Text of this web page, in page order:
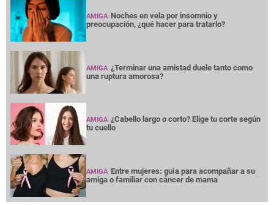
AMIGA Noches en vela por insomnio y
preocupación, ¿qué hacer para tratarlo?
AMIGA ¿Terminar una amistad duele tanto como
una ruptura amorosa?
AMIGA ¿Cabello largo o corto? Elige tu corte según
tu cuello
AMIGA Entre mujeres: guía para acompañar a su
amiga o familiar con cáncer de mama